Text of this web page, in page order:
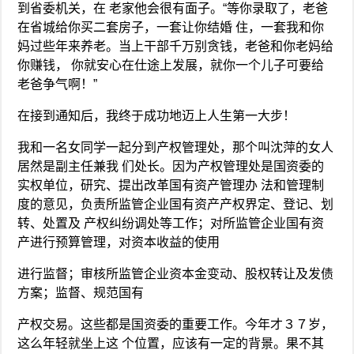
到省委机关，在 老家他会很有面子。“等你录取了，老爸
在省城给你买二套房子，一套让你结婚 住，一套我和你
妈过些年来养老。当上干部千万别贪钱，老爸和你老妈给
你赚钱， 你就安心在仕途上发展，就你一个儿子可要给
老爸争气啊！”
在接到通知后，我终于成功地迈上人生第一大步！
我和一名女同学一起分到产权管理处，那个叫沈萍的女人
居然是副主任兼我 们处长。因为产权管理处是国资委的
实权单位，研究、提出改革国有资产管理办 法和管理制
度的意见，负责所监管企业国有资产产权界定、登记、划
转、处置及 产权纠纷调处等工作；对所监管企业国有资
产进行预算管理，对资本收益的使用
进行监督；审核所监管企业资本金变动、股权转让及发债
方案；监督、规范国有
产权交易。这些都是国资委的重要工作。今年才３７岁，
这么年轻就坐上这 个位置，应该有一定的背景。果不其